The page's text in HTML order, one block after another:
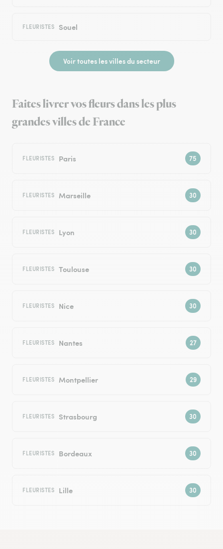
FLEURISTES Souel
Voir toutes les villes du secteur
Faites livrer vos fleurs dans les plus
grandes villes de France
FLEURISTES Paris
FLEURISTES Marseille
FLEURISTES Lyon
FLEURISTES Toulouse
FLEURISTES Nice
FLEURISTES Nantes
FLEURISTES Montpellier
FLEURISTES Strasbourg
FLEURISTES Bordeaux
FLEURISTES Lille